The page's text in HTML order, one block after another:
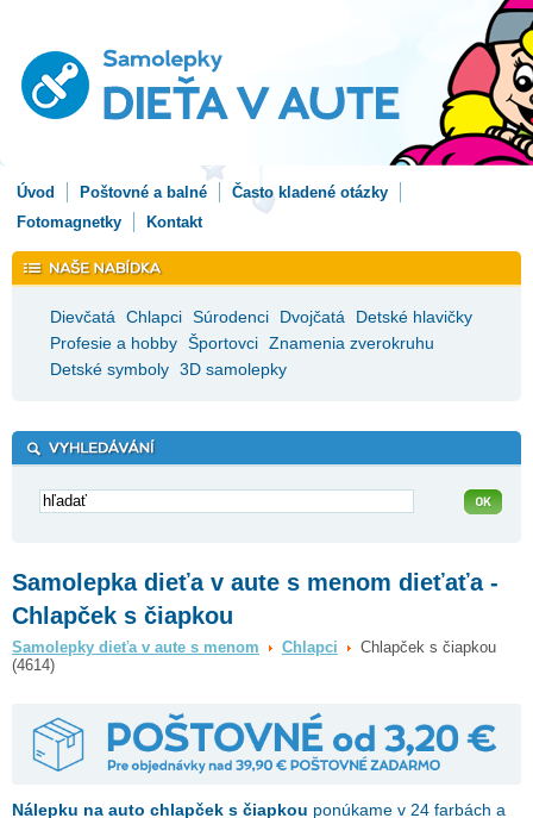
Úvod Poštovné a balné
Často kladené otázky
Fotomagnetky
Kontakt
Dievčatá Chlapci Súrodenci Dvojčatá
Detské hlavičky
Profesie a hobby Športovci Znamenia zverokruhu
Detské symboly 3D samolepky
Samolepka dieťa v aute s menom dieťaťa -
Chlapček s čiapkou
Samolepky dieťa v aute s menom Chlapci
Chlapček s čiapkou
(4614)
Nálepku na auto chlapček s čiapkou ponúkame v 24 farbách a